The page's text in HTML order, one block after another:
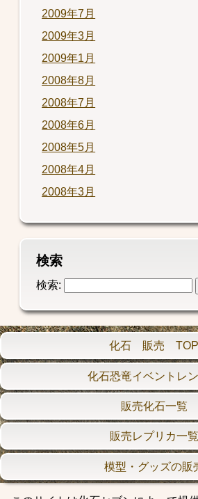
2009年7月
2009年3月
2009年1月
2008年8月
2008年7月
2008年6月
2008年5月
2008年4月
2008年3月
検索
検索:
化石 販売 TOP
化石恐竜イベントレ
販売化石一覧
販売レプリカ一覧
模型・グッズの販